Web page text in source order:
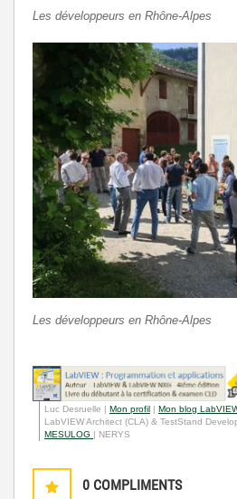
Les développeurs en Rhône-Alpes
Les développeurs en Rhône-Alpes
Luc Desruelle | Mon profil | Mon blog
LabVIEW Architect (CLA) & TestStand
MESULOG | NERYS
0 COMPLIMENTS